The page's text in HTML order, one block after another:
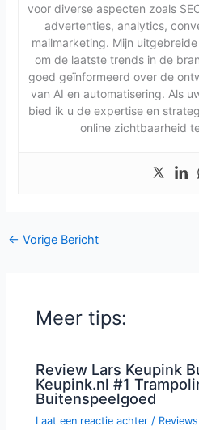
voor diverse aspecten zoals
advertenties, analytics,
mailmarketing. Mijn
om de laatste trends in de
goed geïnformeerd over de
van AI en automatisering. Als
bied ik u de expertise en
online zichtbaarheid
← Vorige Bericht
Meer tips:
Review Lars Keupink
Keupink.nl #1
Buitenspeelgoed
Laat een reactie achter /